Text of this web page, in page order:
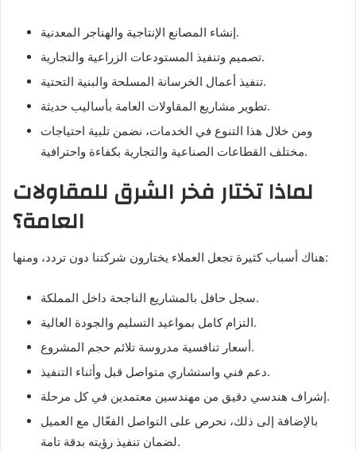
إنشاء المصانع الإنتاجية والهناجر المعدنية.
تصميم وتنفيذ المستودعات الزراعية والتجارية.
تنفيذ أعمال الخرسانة المسلحة والبنية التحتية.
تطوير مشاريع المقاولات العامة بأساليب حديثة.
ومن خلال هذا التنوع في الخدمات، نضمن تلبية احتياجات
مختلف القطاعات الصناعية والتجارية بكفاءة واحترافية.
لماذا تختار فخر الشرق للمقاولات
العامة؟
هناك أسباب كثيرة تجعل العملاء يختارون شركتنا دون تردد، ومنها:
سجل حافل بالمشاريع الناجحة داخل المملكة.
التزام كامل بمواعيد التسليم والجودة العالية.
أسعار تنافسية مدروسة تلائم حجم المشروع.
دعم فني واستشاري متواصل قبل وأثناء التنفيذ.
إشراف هندسي دقيق من مهندسين معتمدين في كل مرحلة.
بالإضافة إلى ذلك، نحرص على التواصل الفعّال مع العميل
لضمان تنفيذ رؤيته بدقة تامة.